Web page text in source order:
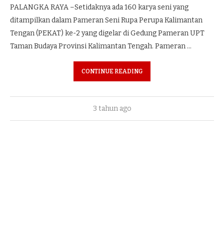
PALANGKA RAYA –Setidaknya ada 160 karya seni yang
ditampilkan dalam Pameran Seni Rupa Perupa Kalimantan
Tengan (PEKAT) ke-2 yang digelar di Gedung Pameran UPT
Taman Budaya Provinsi Kalimantan Tengah. Pameran …
CONTINUE READING
3 tahun ago